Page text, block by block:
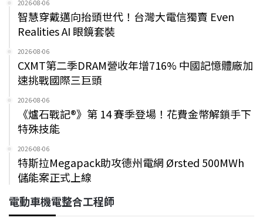
2026-08-06
智慧穿戴邁向抬頭世代！台灣大電信獨賣 Even
Realities AI 眼鏡套裝
2026-08-06
CXMT第二季DRAM營收年增716% 中國記憶體廠加
速挑戰國際三巨頭
2026-08-06
《爐石戰記®》第 14 賽季登場！花費金幣解鎖手下
特殊技能
2026-08-06
特斯拉Megapack助攻德州電網 Ørsted 500MWh
儲能案正式上線
電動車機電整合工程師